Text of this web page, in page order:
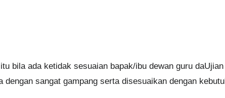
bila ada ketidak sesuaian bapak/ibu dewan guru
dengan sangat gampang serta disesuaikan dengan